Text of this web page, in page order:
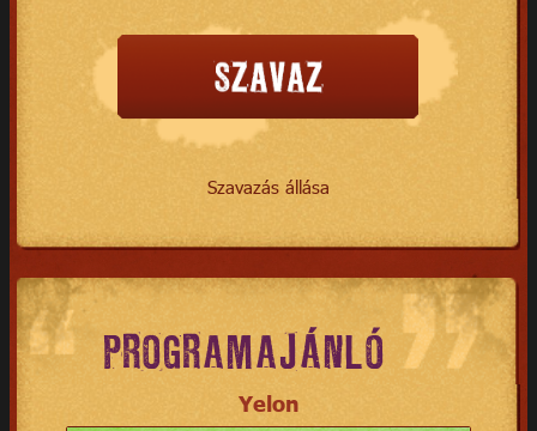
Szavazás állása
PROGRAMAJÁNLÓ
Yelon